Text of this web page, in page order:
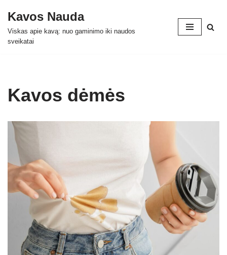
Skip
to
Kavos Nauda
Viskas apie kavą: nuo gaminimo iki naudos
sveikatai
Kavos dėmės